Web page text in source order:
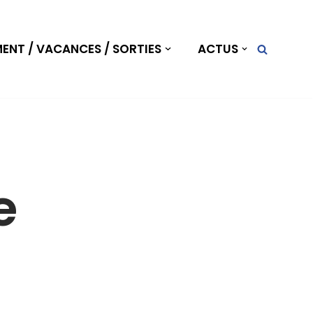
/ VACANCES / SORTIES ACTUS